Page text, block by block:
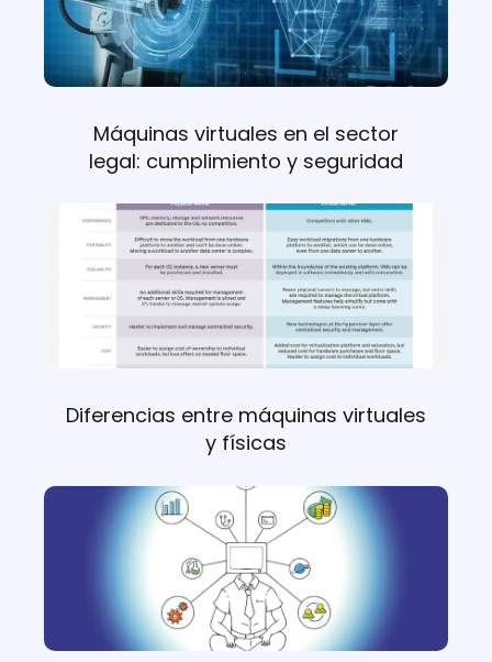
Máquinas virtuales en el sector
legal: cumplimiento y seguridad
Diferencias entre máquinas virtuales
y físicas